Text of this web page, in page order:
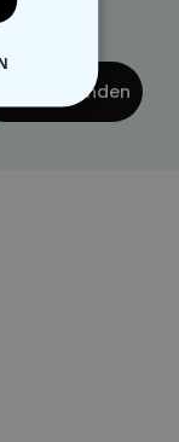
... und absenden